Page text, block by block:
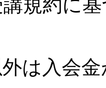
規約に
は入会